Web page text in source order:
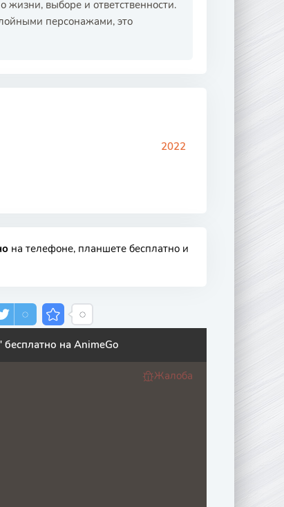
выборе и ответственности.
персонажами, это
2022
на телефоне, планшете бесплатно и
на AnimeGo
Жалоба